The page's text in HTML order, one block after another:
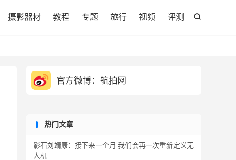

摄影器材 教程 专题 旅行 视频 评测
官方微博：航拍网
热门文章
影石刘靖康：接下来一个月 我们会再一次重新定义无
人机